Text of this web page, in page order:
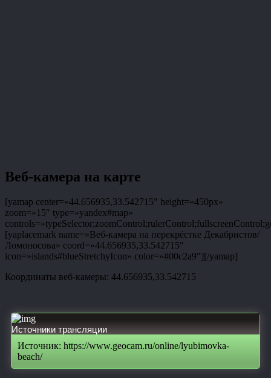
Веб-камера на карте
[yamap center=»44.656935,33.542715″ height=»450px»
zoom=»15″ type=»yandex#map»
[yaplacemark name=»Веб-камера на перекрёстке Декабристов/
Ломоносова» coord=»44.656935,33.542715″
icon=»islands#blueStretchyIcon» color=»#00c2a9″][/yamap]
Координаты веб-камеры: 44.656935,33.542715
Источники трансляции
Источник: https://www.geocam.ru/online/lyubimovka-
beach/